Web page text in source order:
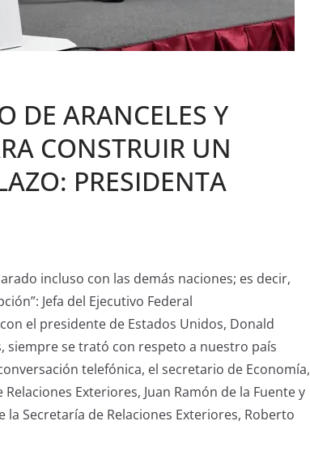
DE ARANCELES Y
CONSTRUIR UN
PRESIDENTA
incluso con las demás naciones; es decir,
Jefa del Ejecutivo Federal
el presidente de Estados Unidos, Donald
se trató con respeto a nuestro país
telefónica, el secretario de Economía,
Exteriores, Juan Ramón de la Fuente y
Secretaría de Relaciones Exteriores, Roberto